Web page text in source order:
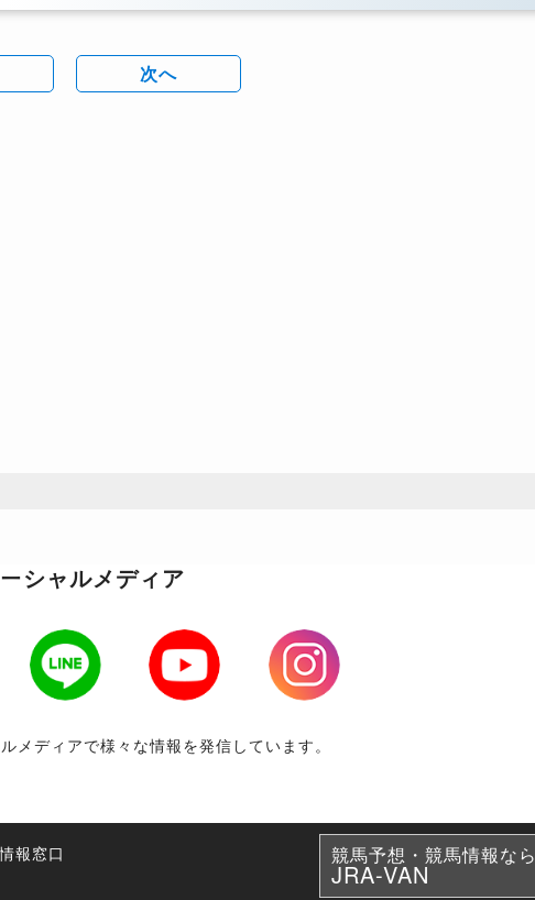
次へ
シャルメディア
LINE Youtube
Instagram
メディアで様々な情報を発信しています。
報窓口
競馬予想・競馬情報なら
JRA-VAN